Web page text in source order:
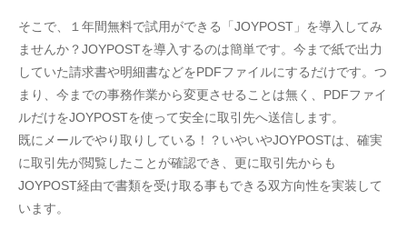
そこで、１年間無料で試用ができる「JOYPOST」を導入してみ
ませんか？JOYPOSTを導入するのは簡単です。今まで紙で出力
していた請求書や明細書などをPDFファイルにするだけです。つ
まり、今までの事務作業から変更させることは無く、PDFファイ
ルだけをJOYPOSTを使って安全に取引先へ送信します。
既にメールでやり取りしている！？いやいやJOYPOSTは、確実
に取引先が閲覧したことが確認でき、更に取引先からも
JOYPOST経由で書類を受け取る事もできる双方向性を実装して
います。